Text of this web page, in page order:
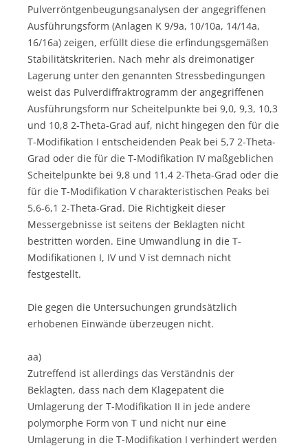
Pulverröntgenbeugungsanalysen der angegriffenen
Ausführungsform (Anlagen K 9/9a, 10/10a, 14/14a,
16/16a) zeigen, erfüllt diese die erfindungsgemäßen
Stabilitätskriterien. Nach mehr als dreimonatiger
Lagerung unter den genannten Stressbedingungen
weist das Pulverdiffraktrogramm der angegriffenen
Ausführungsform nur Scheitelpunkte bei 9,0, 9,3, 10,3
und 10,8 2-Theta-Grad auf, nicht hingegen den für die
T-Modifikation I entscheidenden Peak bei 5,7 2-Theta-
Grad oder die für die T-Modifikation IV maßgeblichen
Scheitelpunkte bei 9,8 und 11,4 2-Theta-Grad oder die
für die T-Modifikation V charakteristischen Peaks bei
5,6-6,1 2-Theta-Grad. Die Richtigkeit dieser
Messergebnisse ist seitens der Beklagten nicht
bestritten worden. Eine Umwandlung in die T-
Modifikationen I, IV und V ist demnach nicht
festgestellt.
Die gegen die Untersuchungen grundsätzlich
erhobenen Einwände überzeugen nicht.
aa)
Zutreffend ist allerdings das Verständnis der
Beklagten, dass nach dem Klagepatent die
Umlagerung der T-Modifikation II in jede andere
polymorphe Form von T und nicht nur eine
Umlagerung in die T-Modifikation I verhindert werden